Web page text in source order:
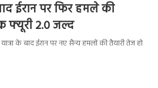
ईरान पर फिर हमले की
फ्यूरी 2.0 जल्द
यात्रा के बाद ईरान पर नए सैन्य हमलों की तैयारी तेज हो